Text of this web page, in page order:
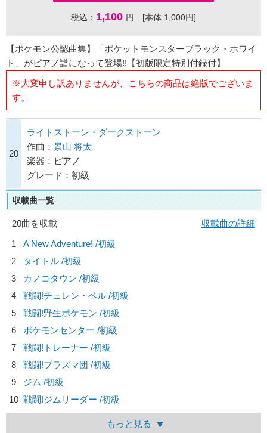
税込： 1,100 円 [本体 1,000円]
【ポケモン公認曲集】「ポケットモンスターブラック・ホワイ
ト」がピアノ譜になって登場!!【初版限定特別付録付】
※大変申し訳ありませんが、こちらの商品は絶版でございま
す。
20
ライトストーン・ダークストーン
作曲： 景山 将太
楽器：ピアノ
グレード：初級
収載曲一覧
20曲を収載
収載曲の詳細
1
A New Adventure! /初級
2
タイトル /初級
3
カノコタウン /初級
4
戦闘!チェレン・ベル /初級
5
戦闘!野生ポケモン /初級
6
ポケモンセンター /初級
7
戦闘!トレーナー /初級
8
戦闘!プラズマ団 /初級
9
ジム /初級
10 戦闘!ジムリーダー /初級
もっと見る